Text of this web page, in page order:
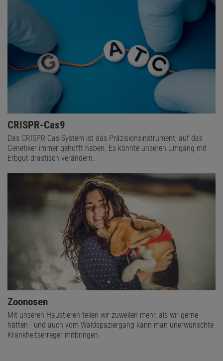
CRISPR-Cas9
Das CRISPR-Cas-System ist das Präzisionsinstrument, auf das
Genetiker immer gehofft haben. Es könnte unseren Umgang mit
Erbgut drastisch verändern.
Zoonosen
Mit unseren Haustieren teilen wir zuweilen mehr, als wir gerne
hätten - und auch vom Waldspaziergang kann man unerwünschte
Krankheitserreger mitbringen.